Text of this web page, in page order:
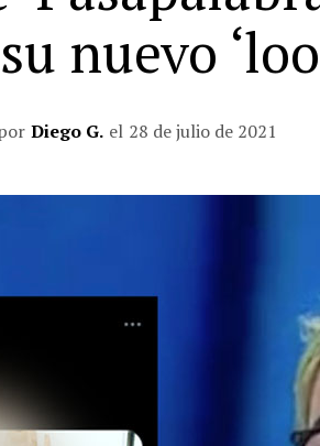
nuevo
Diego G. el 28 de julio de 2021